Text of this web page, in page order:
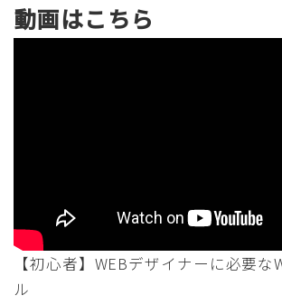
動画はこちら
【初心者】WEBデザイナーに必要
ル